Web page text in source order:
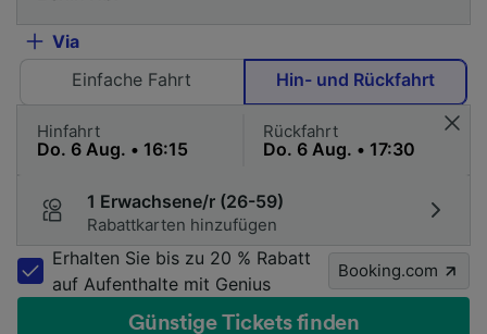
Via
Einfache Fahrt
Hin- und Rückfahrt
Hinfahrt Rückfahrt
1 Erwachsene/r (26-59)
Rabattkarten hinzufügen
Erhalten Sie bis zu 20 % Rabatt
auf Aufenthalte mit Genius
Booking.com
Günstige Tickets finden